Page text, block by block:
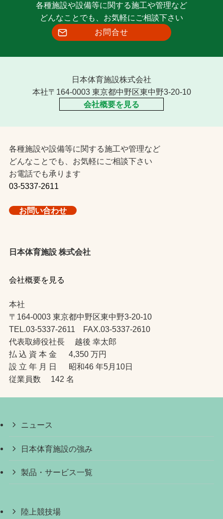
各種施設や設備等に関する施工や管理など
どんなことでも、お気軽にご相談下さい
お問合せ
日本体育施設株式会社
本社〒164-0003 東京都中野区東中野3-20-10
会社概要を見る
各種施設や設備等に関する施工や管理など
どんなことでも、お気軽にご相談下さい
お電話でも承ります
03-5337-2611
お問い合わせ
日本体育施設 株式会社
会社概要を見る
本社
〒164-0003 東京都中野区東中野3-20-10
TEL.03-5337-2611 FAX.03-5337-2610
代表取締役社長 越後 幸太郎
払 込 資 本 金 4,350 万円
設 立 年 月 日 昭和46 年5月10日
従業員数 142 名
ニュース
日本体育施設の強み
製品・サービス一覧
陸上競技場